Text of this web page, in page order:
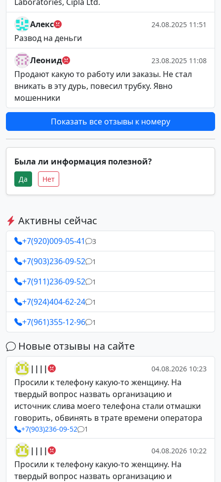
Алекс 24.08.2025 11:51
Развод на деньги
Леонид 23.08.2025 11:08
Продают какую то работу или заказы. Не стал
вникать в эту дурь, повесил трубку. Явно
мошенники
Показать все отзывы к номеру
Была ли информация полезной?
Да Нет
Активны сейчас
+7(920)009-05-41 3
+7(903)236-09-52 1
+7(911)236-09-52 1
+7(924)404-62-24 1
+7(961)355-12-96 1
Новые отзывы на сайте
|||| 04.08.2026 10:23
Просили к телефону какую-то женщину. На
твердый вопрос назвать организацию и
источник слива моего телефона стали отмашки
говорить, обвинять в трате времени оператора
+7(903)236-09-52 1
|||| 04.08.2026 10:22
Просили к телефону какую-то женщину. На
твердый вопрос назвать организацию и